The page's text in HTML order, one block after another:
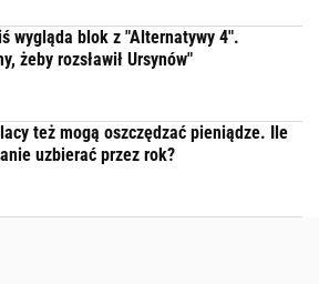
wygląda blok z "Alternatywy 4".
żeby rozsławił Ursynów"
też mogą oszczędzać pieniądze. Ile
uzbierać przez rok?